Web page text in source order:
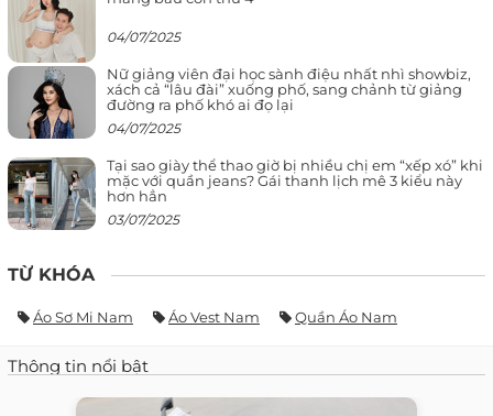
04/07/2025
Nữ giảng viên đại học sành điệu nhất nhì showbiz,
xách cả “lâu đài” xuống phố, sang chảnh từ giảng
đường ra phố khó ai đọ lại
04/07/2025
Tại sao giày thể thao giờ bị nhiều chị em “xếp xó” khi
mặc với quần jeans? Gái thanh lịch mê 3 kiểu này
hơn hẳn
03/07/2025
TỪ KHÓA
Áo Sơ Mi Nam Áo Vest Nam Quần Áo Nam
Thông tin nổi bật